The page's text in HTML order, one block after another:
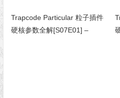
Trapcode Particular 粒子插件
硬核参数全解[S07E01] –